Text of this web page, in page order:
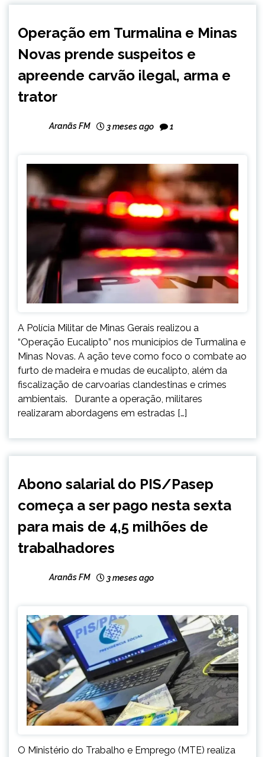
NOTÍCIAS
Operação em Turmalina e Minas
Novas prende suspeitos e
apreende carvão ilegal, arma e
trator
Aranãs FM 3 meses ago 1
A Polícia Militar de Minas Gerais realizou a
“Operação Eucalipto” nos municípios de Turmalina e
Minas Novas. A ação teve como foco o combate ao
furto de madeira e mudas de eucalipto, além da
fiscalização de carvoarias clandestinas e crimes
ambientais. Durante a operação, militares
realizaram abordagens em estradas […]
NOTÍCIAS
Abono salarial do PIS/Pasep
começa a ser pago nesta sexta
para mais de 4,5 milhões de
trabalhadores
Aranãs FM 3 meses ago
O Ministério do Trabalho e Emprego (MTE) realiza